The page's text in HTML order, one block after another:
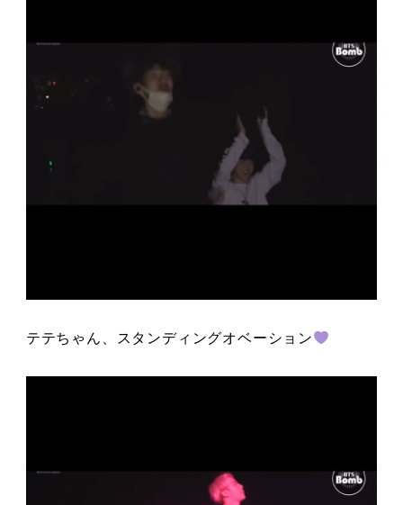
テテちゃん、スタンディングオベーション